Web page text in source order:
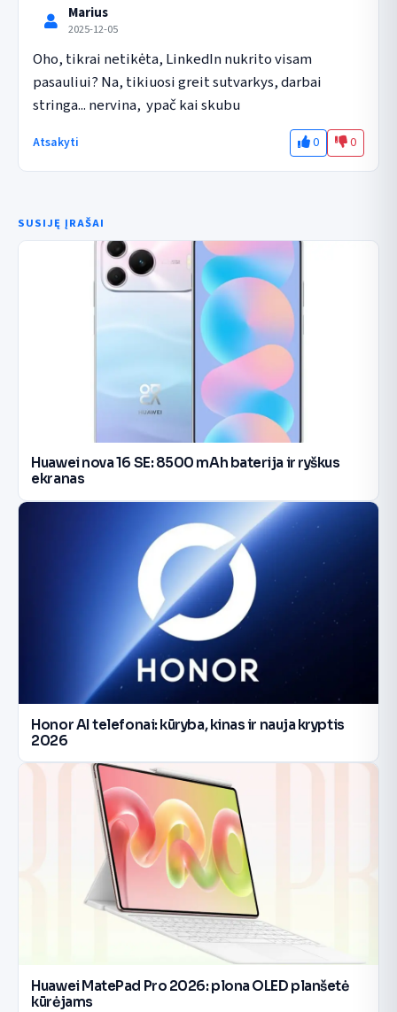
Marius
2025-12-05
Oho, tikrai netikėta, LinkedIn nukrito visam
pasauliui? Na, tikiuosi greit sutvarkys, darbai
stringa... nervina,  ypač kai skubu
Atsakyti 0 0
SUSIJĘ ĮRAŠAI
Huawei nova 16 SE: 8500 mAh baterija ir ryškus
ekranas
Honor AI telefonai: kūryba, kinas ir nauja kryptis
2026
Huawei MatePad Pro 2026: plona OLED planšetė
kūrėjams